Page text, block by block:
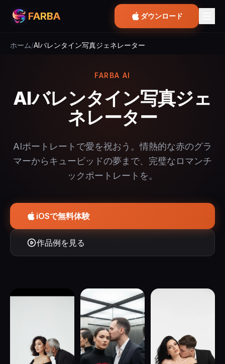
FARBA ダウンロード
ホーム/AIバレンタイン写真ジェネレーター
FARBA AI
AIバレンタイン写真ジェ
ネレーター
AIポートレートで愛を祝おう。情熱的な赤のグラ
マーからキューピッドの夢まで、完璧なロマンチ
ックポートレートを。
iOSで無料体験
作品例を見る